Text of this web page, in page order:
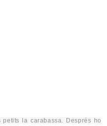
la carabassa. Després ho